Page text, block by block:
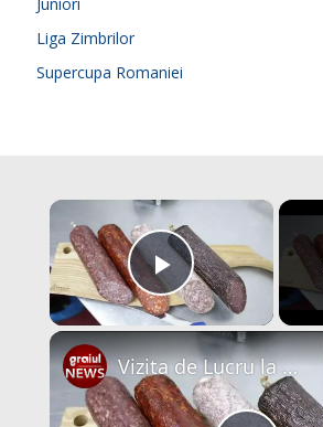
Juniori
Liga Zimbrilor
Supercupa Romaniei
×
Play Video
Vizita de Lucru la Silvania Gourment